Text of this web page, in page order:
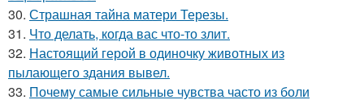
30. Страшная тайна матери Терезы.
31. Что делать, когда вас что-то злит.
32. Настоящий герой в одиночку животных из
пылающего здания вывел.
33. Почему самые сильные чувства часто из боли